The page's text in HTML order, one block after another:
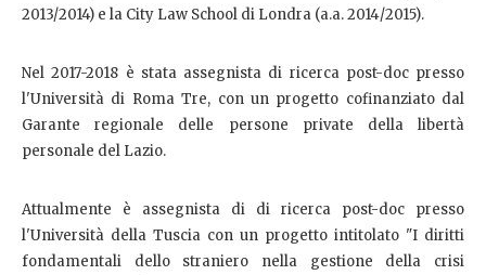
2013/2014) e la City Law School di Londra (a.a. 2014/2015).
Nel 2017-2018 è stata assegnista di ricerca post-doc presso
l'Università di Roma Tre, con un progetto cofinanziato dal
Garante regionale delle persone private della libertà
personale del Lazio.
Attualmente è assegnista di di ricerca post-doc presso
l'Università della Tuscia con un progetto intitolato "I diritti
fondamentali dello straniero nella gestione della crisi